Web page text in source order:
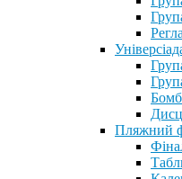
Пляжний